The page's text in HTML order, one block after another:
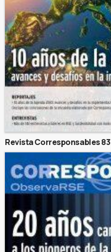
Revista Corresponsables 83